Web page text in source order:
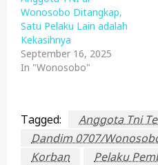
Wonosobo Ditangkap,
Satu Pelaku Lain adalah
Kekasihnya
September 16, 2025
In "Wonosobo"
Tagged:
Anggota Tni
Dandim 0707/
Korban
Pelaku